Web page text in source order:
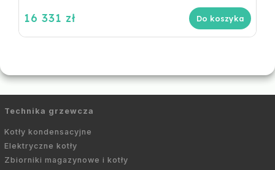
16 331 zł Do koszyka
Technika grzewcza
Kotły kondensacyjne
Elektryczne kotły
Zbiorniki magazynowe i kotły